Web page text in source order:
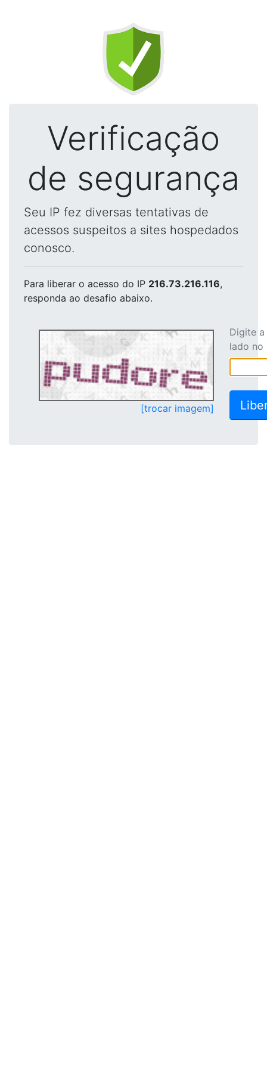
Verificação
de segurança
Seu IP fez diversas tentativas de
acessos suspeitos a sites hospedados
conosco.
Para liberar o acesso do IP 216.73.216.116,
responda ao desafio abaixo.
[trocar imagem]
Digite
lado no